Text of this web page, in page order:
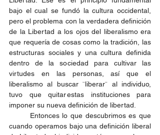
bajo el cual se fundó la cultura occidental,
pero el problema con la verdadera definición
de la Libertad a los ojos del liberalismo era
que requería de cosas como la tradición, las
estructuras sociales y una cultura definida
dentro de la sociedad para cultivar las
virtudes en las personas, así que el
liberalismo al buscar ¨liberar¨ al individuo,
tuvo que quitar estas instituciones para
imponer su nueva definición de libertad.
cuando operamos bajo una definición liberal